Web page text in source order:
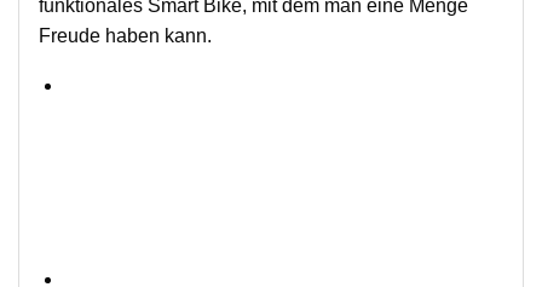
funktionales Smart Bike, mit dem man eine Menge
Freude haben kann.